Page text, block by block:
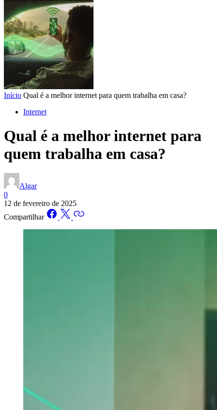
Início Qual é a melhor internet para quem trabalha em casa?
Internet
Qual é a melhor internet para
quem trabalha em casa?
Algar
0
12 de fevereiro de 2025
Compartilhar